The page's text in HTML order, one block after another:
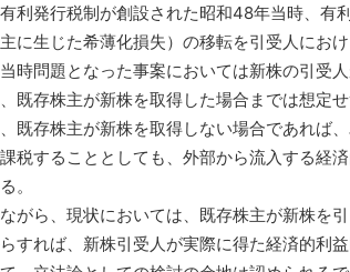
利発行税制が創設された昭和48年当時、有
主に生じた希薄化損失）の移転を引受人にお
時問題となった事案においては新株の引受
既存株主が新株を取得した場合までは想定
既存株主が新株を取得しない場合であれば
税することとしても、外部から流入する経
。
がら、現状においては、既存株主が新株を
すれば、新株引受人が実際に得た経済的利